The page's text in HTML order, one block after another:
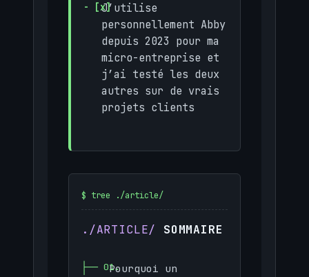
J’utilise
personnellement Abby
depuis 2023 pour ma
micro-entreprise et
j’ai testé les deux
autres sur de vrais
projets clients
SOMMAIRE
Pourquoi un